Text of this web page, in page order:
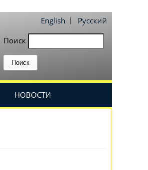
English
Русский
Поиск
НОВОСТИ